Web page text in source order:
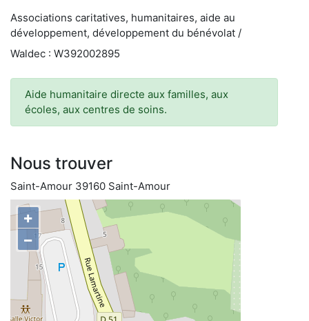
Associations caritatives, humanitaires, aide au
développement, développement du bénévolat /
Waldec : W392002895
Aide humanitaire directe aux familles, aux
écoles, aux centres de soins.
Nous trouver
Saint-Amour 39160 Saint-Amour
+
−